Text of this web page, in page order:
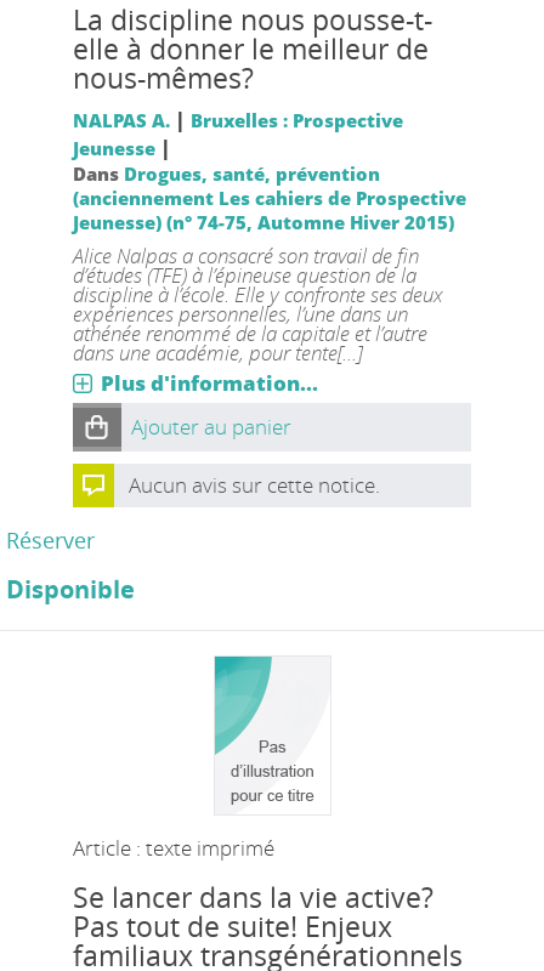
La discipline nous pousse-t-
elle à donner le meilleur de
nous-mêmes?
NALPAS A. | Bruxelles : Prospective
Jeunesse|
Dans Drogues, santé, prévention
(anciennement Les cahiers de Prospective
Jeunesse) (n° 74-75, Automne Hiver 2015)
Alice Nalpas a consacré son travail de fin
d’études (TFE) à l’épineuse question de la
discipline à l’école. Elle y confronte ses deux
expériences personnelles, l’une dans un
athénée renommé de la capitale et l’autre
dans une académie, pour tente[...]
Plus d'information...
Ajouter au panier
Aucun avis sur cette notice.
Réserver
Disponible
Article : texte imprimé
Se lancer dans la vie active?
Pas tout de suite! Enjeux
familiaux transgénérationnels